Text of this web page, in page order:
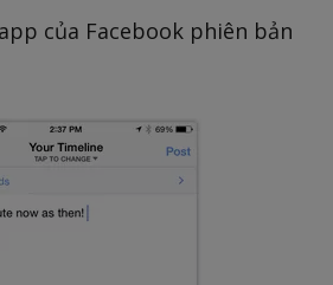
của Facebook phiên bản